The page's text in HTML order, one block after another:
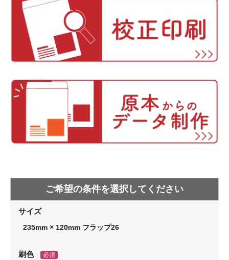
サイズ
235mm × 120mm フラップ26
刷色 必須